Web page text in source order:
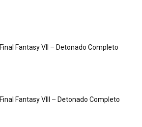
Final Fantasy VII – Detonado Completo
Final Fantasy VIII – Detonado Completo